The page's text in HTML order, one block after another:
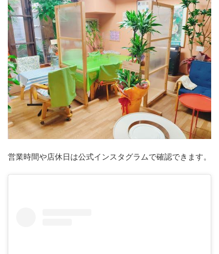
営業時間や店休日は公式インスタグラムで確認できます。